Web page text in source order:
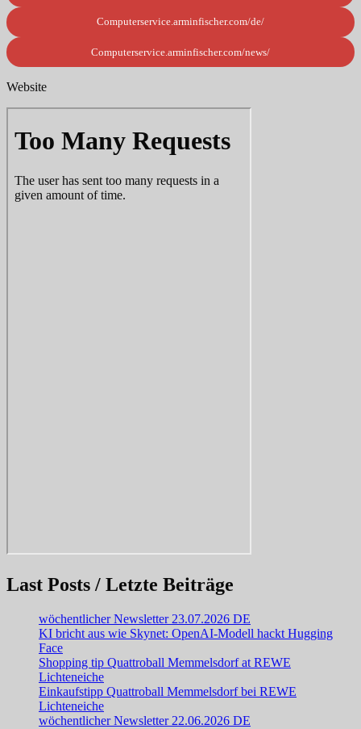
Computerservice.arminfischer.com/de/
Computerservice.arminfischer.com/news/
Website
Last Posts / Letzte Beiträge
wöchentlicher Newsletter 23.07.2026 DE
KI bricht aus wie Skynet: OpenAI-Modell hackt Hugging
Face
Shopping tip Quattroball Memmelsdorf at REWE
Lichteneiche
Einkaufstipp Quattroball Memmelsdorf bei REWE
Lichteneiche
wöchentlicher Newsletter 22.06.2026 DE